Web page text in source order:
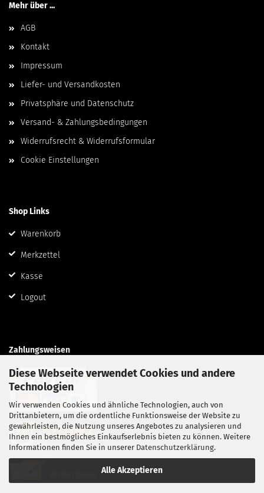
Diese Webseite verwendet Cookies und andere
Technologien
Wir verwenden Cookies und ähnliche Technologien, auch von
Drittanbietern, um die ordentliche Funktionsweise der Website zu
gewährleisten, die Nutzung unseres Angebotes zu analysieren und
Ihnen ein bestmögliches Einkaufserlebnis bieten zu können. Weitere
Informationen finden Sie in unserer Datenschutzerklärung.
Alle Akzeptieren
Mehr über ...
AGB
Kontakt
Impressum
Liefer- und Versandkosten
Privatsphäre und Datenschutz
Versand- & Zahlungsbedingungen
Widerrufsrecht & Widerrufsformular
Cookie Einstellungen
Shop Links
Warenkorb
Merkzettel
Kasse
Logout
Zahlungsweisen